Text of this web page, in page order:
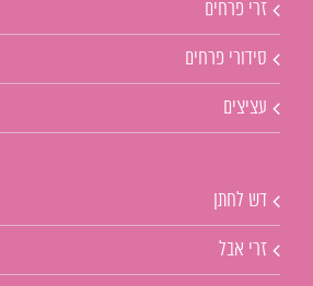
זרי פרחים
סידורי פרחים
עציצים
דש לחתן
זרי אבל